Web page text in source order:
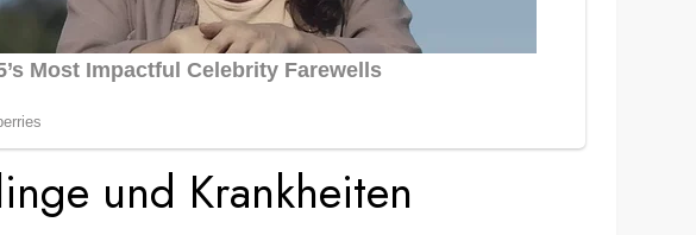
und Krankheiten